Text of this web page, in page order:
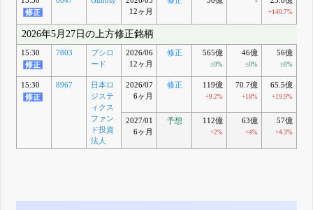
12ヶ月
+140.7%
2026年5月27日の上方修正銘柄
15:30 7803
ブシロ
ード
2026/06
12ヶ月
修正 565億
±0%
46億
±0%
56億
±0%
15:30 8967
日本ロ
ジステ
ィクス
ファン
ド投資
法人
2026/07
6ヶ月
修正 119億
+9.2%
70.7億
+18%
65.5億
+19.9%
2027/01
6ヶ月
予想 112億
+2%
63億
+4%
57億
+4.3%